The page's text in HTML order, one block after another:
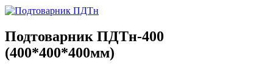
Подтоварник ПДТн-400
(400*400*400мм)